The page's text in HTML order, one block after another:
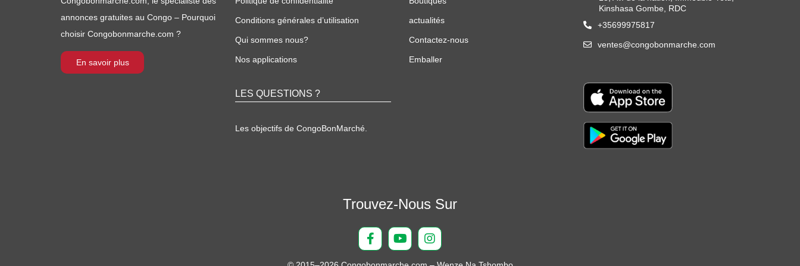
annonces gratuites au Congo – Pourquoi
choisir Congobonmarche.com ?
En savoir plus
Conditions générales d’utilisation
Qui sommes nous?
Nos applications
LES QUESTIONS ?
Les objectifs de CongoBonMarché.
actualités
Contactez-nous
Emballer
Kinshasa Gombe, RDC
+35699975817
ventes@congobonmarche.com
Trouvez-Nous Sur